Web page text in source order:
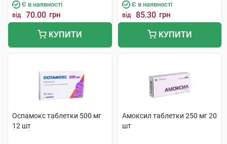
Є в наявності
від 70.00 грн
КУПИТИ
Є в наявності
від 85.30 грн
КУПИТИ
Оспамокс таблетки 500 мг
12 шт
Амоксил таблетки 250 мг 20
шт